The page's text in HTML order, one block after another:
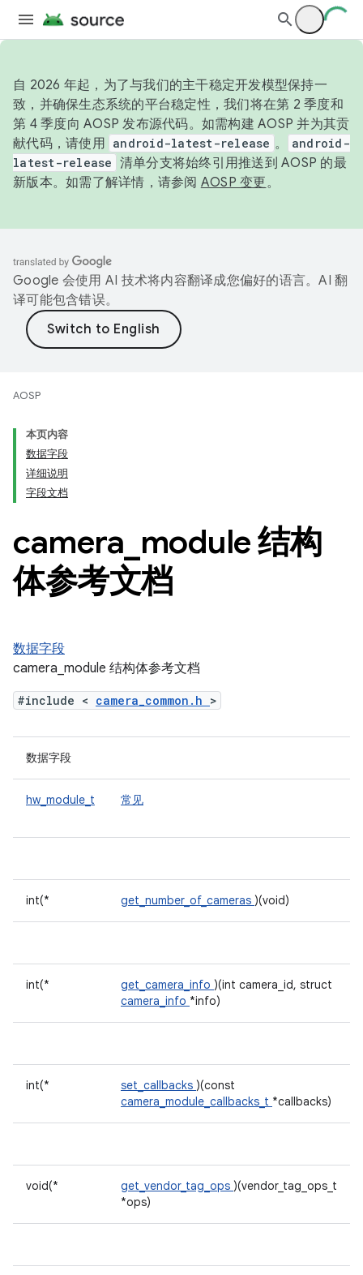
自 2026 年起，为了与我们的主干稳定开发模型保持一
致，并确保生态系统的平台稳定性，我们将在第 2 季度和
第 4 季度向 AOSP 发布源代码。如需构建 AOSP 并为其贡
献代码，请使用 android-latest-release 。
android-
latest-release 清单分支将始终引用推送到 AOSP 的最
新版本。如需了解详情，请参阅 AOSP 变更。
Google 会使用 AI 技术将内容翻译成您偏好的语言。AI 翻
译可能包含错误。
AOSP
本页内容
数据字段
详细说明
字段文档
camera module 结构
体参考文档
数据字段
camera_module 结构体参考文档
#include < camera_common.h >
数据字段
hw_module_t 常见
int(* get_number_of_cameras )(void)
int(* get_camera_info )(int camera_id, struct
camera_info *info)
int(* set_callbacks )(const
camera_module_callbacks_t *callbacks)
void(* get_vendor_tag_ops )(vendor_tag_ops_t
*ops)